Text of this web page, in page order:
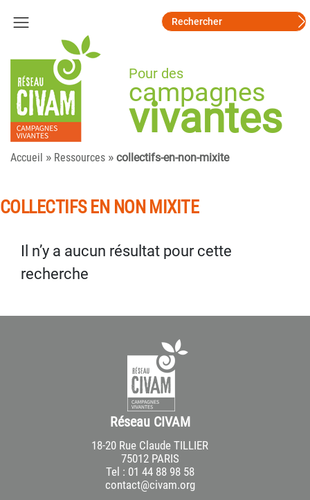
Pour des
campagnes
vivantes
Accueil » Ressources » collectifs-en-non-mixite
COLLECTIFS EN NON MIXITE
Il n’y a aucun résultat pour cette
recherche
Réseau CIVAM
18-20 Rue Claude TILLIER
75012 PARIS
Tel : 01 44 88 98 58
contact@civam.org